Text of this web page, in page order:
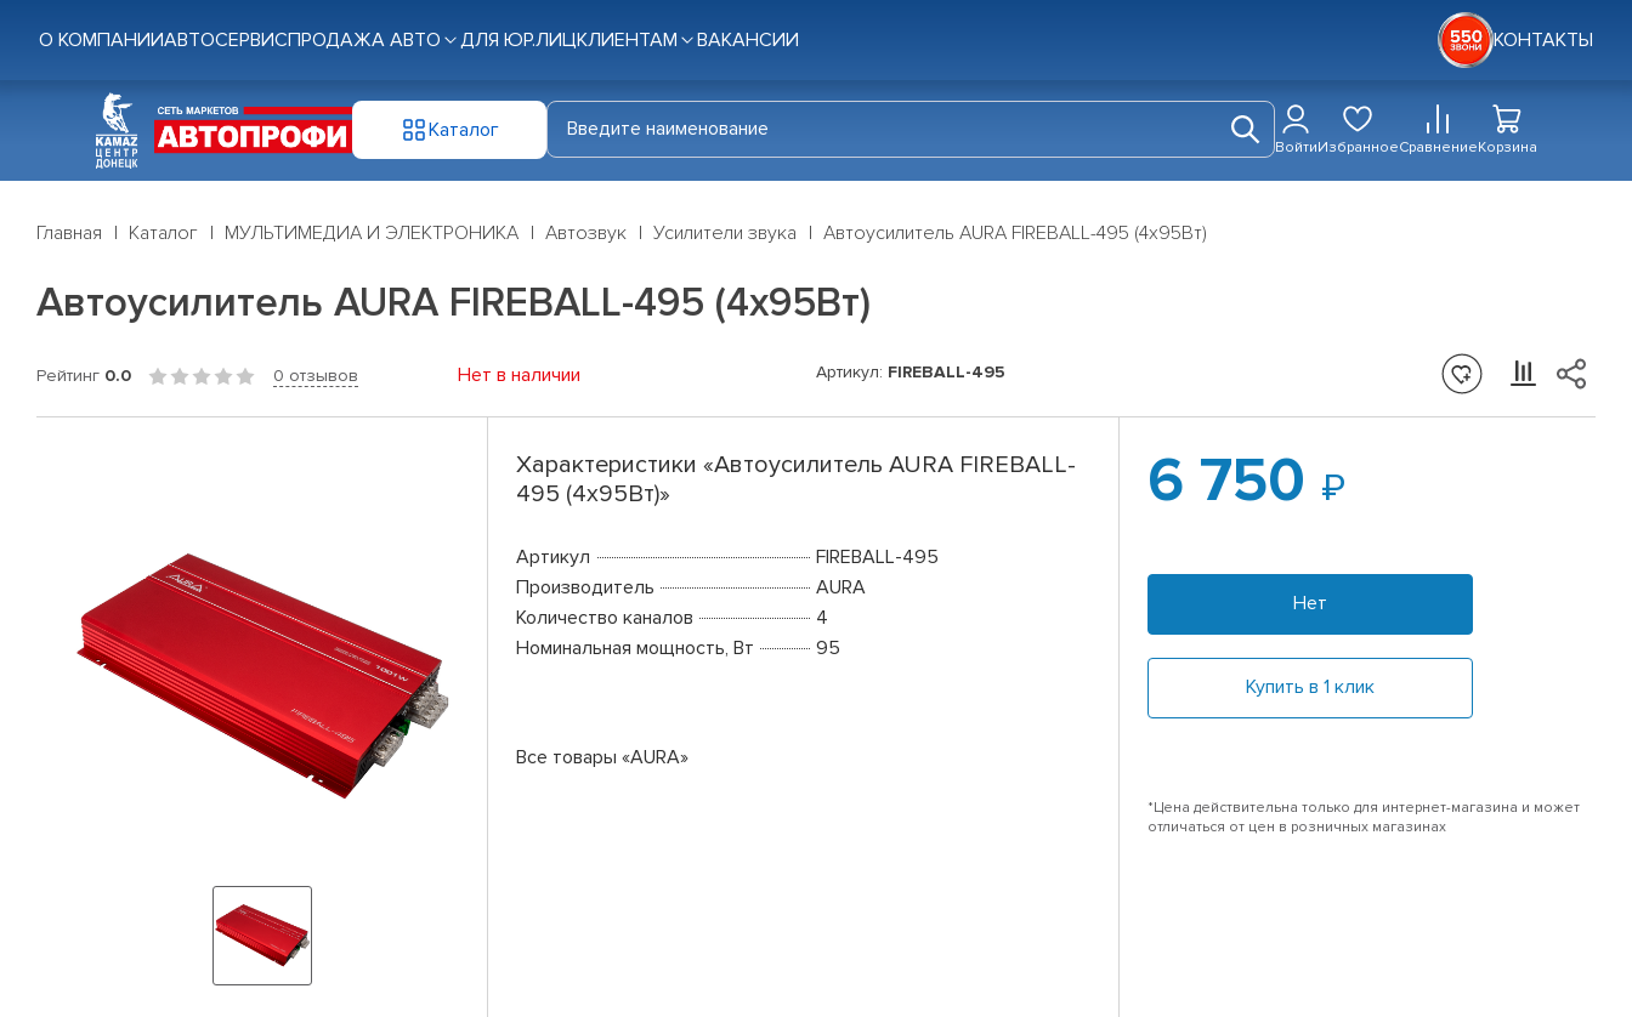
О КОМПАНИИАВТОСЕРВИСПРОДАЖА АВТО ДЛЯ ЮР.ЛИЦКЛИЕНТАМ ВАКАНСИИ КОНТАКТЫ
Каталог
ВойтиИзбранноеСравнениеКорзина
Главная Каталог МУЛЬТИМЕДИА И ЭЛЕКТРОНИКА Автозвук Усилители звука Автоусилитель AURA FIREBALL-495 (4x95Вт)
Автоусилитель AURA FIREBALL-495 (4x95Вт)
Рейтинг 0.0 0 отзывов Нет в наличии Артикул: FIREBALL-495
Характеристики «Автоусилитель AURA FIREBALL-
495 (4x95Вт)»
Артикул
FIREBALL-495
Производитель
AURA
Количество каналов
4
Номинальная мощность, Вт
95
Все товары «AURA»
6 750
Нет
Купить в 1 клик
*Цена действительна только для интернет-магазина и может
отличаться от цен в розничных магазинах